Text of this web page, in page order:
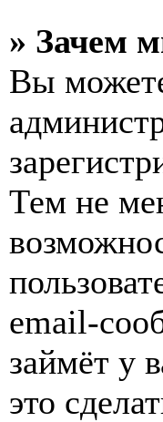
» Зачем
Вы
Тем не
email-
займёт у
это